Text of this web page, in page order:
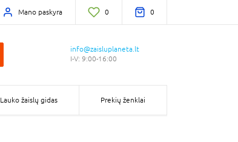
Mano paskyra 0 0
info@zaisluplaneta.lt
I-V: 9:00-16:00
Lauko žaislų gidas Prekių ženklai